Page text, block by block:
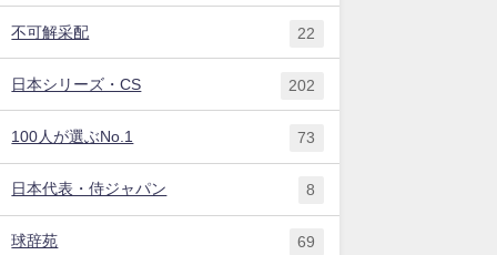
不可解采配 22
日本シリーズ・CS 202
100人が選ぶNo.1 73
日本代表・侍ジャパン 8
球辞苑 69